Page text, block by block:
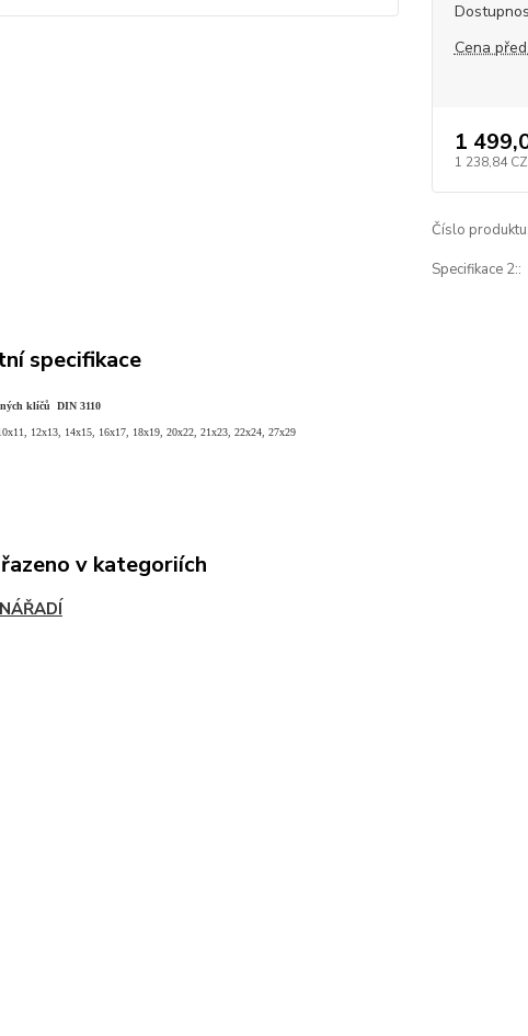
Cena
1
1 238,84
Číslo produktu:
Specifikace 2::
specifikace
klíčů DIN 3110
12x13, 14x15, 16x17, 18x19, 20x22, 21x23, 22x24, 27x29
v kategoriích